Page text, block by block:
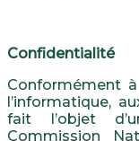
Confidentialité
Conformément
l’informatique,
fait l’objet
Commission